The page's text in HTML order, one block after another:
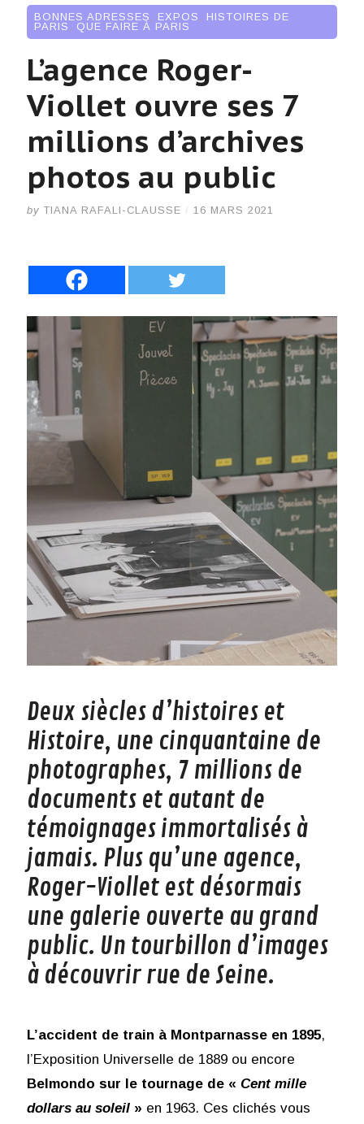
BONNES ADRESSES , EXPOS , HISTOIRES DE
PARIS , QUE FAIRE À PARIS
L’agence Roger-
Viollet ouvre ses 7
millions d’archives
photos au public
by TIANA RAFALI-CLAUSSE / 16 MARS 2021
Deux siècles d’histoires et
Histoire, une cinquantaine de
photographes, 7 millions de
documents et autant de
témoignages immortalisés à
jamais. Plus qu’une agence,
Roger-Viollet est désormais
une galerie ouverte au grand
public. Un tourbillon d’images
à découvrir rue de Seine.
L’accident de train à Montparnasse en 1895,
l’Exposition Universelle de 1889 ou encore
Belmondo sur le tournage de « Cent mille
dollars au soleil» en 1963. Ces clichés vous